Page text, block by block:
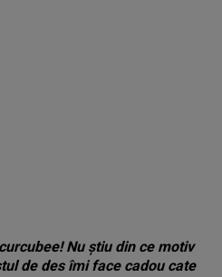
Nu ştiu din ce motiv
de des îmi face cadou cate